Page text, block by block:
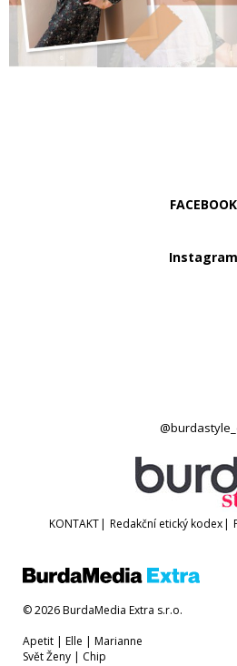
FACEBOOK
Instagram
KONTAKT Redakční etický kodex
© 2026 BurdaMedia Extra s.r.o.
Apetit
Elle
Marianne
Svět Ženy
Chip